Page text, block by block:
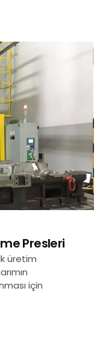
Presleri
üretim
için